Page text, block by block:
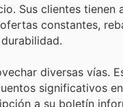
Sus clientes tienen
constantes,
diversas vías.
significativos
a su boletín